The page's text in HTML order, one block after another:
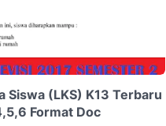
Siswa (LKS) K13 Terbaru
Format Doc